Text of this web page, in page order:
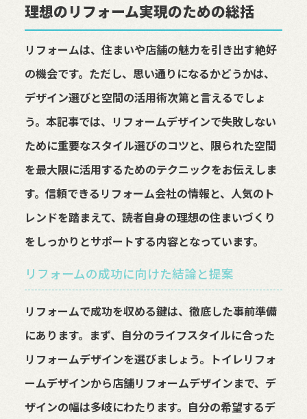
理想のリフォーム実現のための総括
リフォームは、住まいや店舗の魅力を引き出す絶好
の機会です。ただし、思い通りになるかどうかは、
デザイン選びと空間の活用術次第と言えるでしょ
う。本記事では、リフォームデザインで失敗しない
ために重要なスタイル選びのコツと、限られた空間
を最大限に活用するためのテクニックをお伝えしま
す。信頼できるリフォーム会社の情報と、人気のト
レンドを踏まえて、読者自身の理想の住まいづくり
をしっかりとサポートする内容となっています。
リフォームの成功に向けた結論と提案
リフォームで成功を収める鍵は、徹底した事前準備
にあります。まず、自分のライフスタイルに合った
リフォームデザインを選びましょう。トイレリフォ
ームデザインから店舗リフォームデザインまで、デ
ザインの幅は多岐にわたります。自分の希望するデ